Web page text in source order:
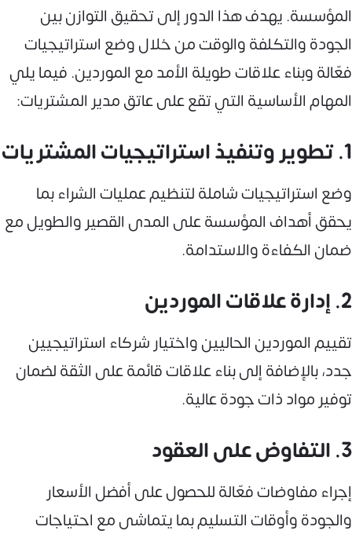
المؤسسة. يهدف هذا الدور إلى تحقيق التوازن بين
الجودة والتكلفة والوقت من خلال وضع استراتيجيات
فعّالة وبناء علاقات طويلة الأمد مع الموردين. فيما يلي
المهام الأساسية التي تقع على عاتق مدير المشتريات:
1. تطوير وتنفيذ استراتيجيات المشتريات
وضع استراتيجيات شاملة لتنظيم عمليات الشراء بما
يحقق أهداف المؤسسة على المدى القصير والطويل مع
ضمان الكفاءة والاستدامة.
2. إدارة علاقات الموردين
تقييم الموردين الحاليين واختيار شركاء استراتيجيين
جدد، بالإضافة إلى بناء علاقات قائمة على الثقة لضمان
توفير مواد ذات جودة عالية.
3. التفاوض على العقود
إجراء مفاوضات فعّالة للحصول على أفضل الأسعار
والجودة وأوقات التسليم بما يتماشى مع احتياجات